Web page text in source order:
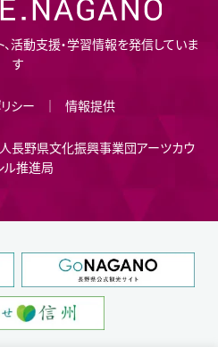
活動支援・学習情報を発信していま
す
シー 情報提供
人長野県文化振興事業団アーツカウ
ル推進局